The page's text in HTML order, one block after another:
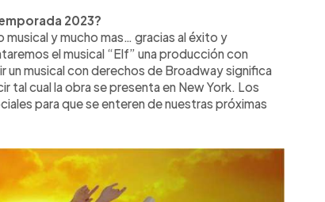
2023?
y mucho mas… gracias al éxito y
el musical “Elf” una producción con
un musical con derechos de Broadway significa
tal cual la obra se presenta en New York. Los
para que se enteren de nuestras próximas